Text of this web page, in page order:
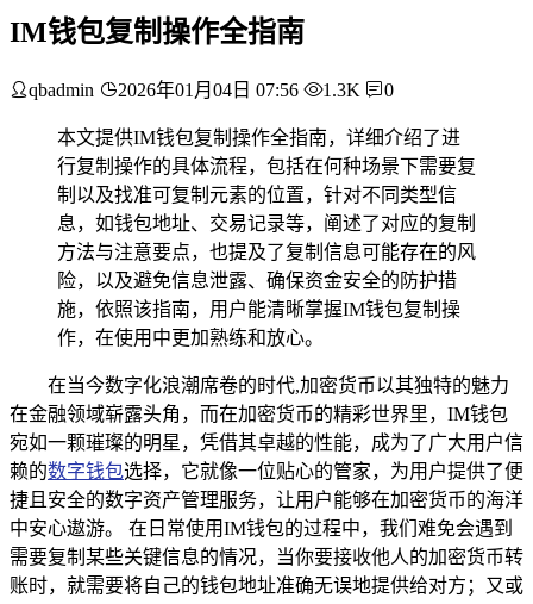
IM钱包复制操作全指南
qbadmin 2026年01月04日 07:56 1.3K 0
本文提供IM钱包复制操作全指南，详细介绍了进
行复制操作的具体流程，包括在何种场景下需要复
制以及找准可复制元素的位置，针对不同类型信
息，如钱包地址、交易记录等，阐述了对应的复制
方法与注意要点，也提及了复制信息可能存在的风
险，以及避免信息泄露、确保资金安全的防护措
施，依照该指南，用户能清晰掌握IM钱包复制操
作，在使用中更加熟练和放心。
在当今数字化浪潮席卷的时代,加密货币以其独特的魅力
在金融领域崭露头角，而在加密货币的精彩世界里，IM钱包
宛如一颗璀璨的明星，凭借其卓越的性能，成为了广大用户信
赖的数字钱包选择，它就像一位贴心的管家，为用户提供了便
捷且安全的数字资产管理服务，让用户能够在加密货币的海洋
中安心遨游。 在日常使用IM钱包的过程中，我们难免会遇到
需要复制某些关键信息的情况，当你要接收他人的加密货币转
账时，就需要将自己的钱包地址准确无误地提供给对方；又或